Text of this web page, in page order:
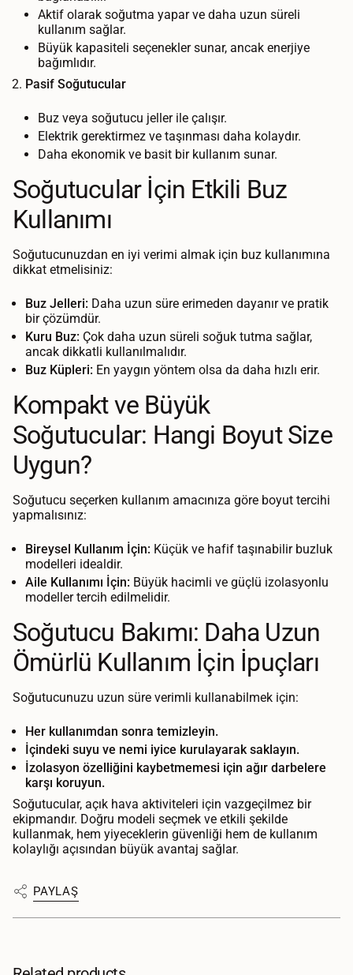
Aktif olarak soğutma yapar ve daha uzun süreli
kullanım sağlar.
Büyük kapasiteli seçenekler sunar, ancak enerjiye
bağımlıdır.
Pasif Soğutucular
Buz veya soğutucu jeller ile çalışır.
Elektrik gerektirmez ve taşınması daha kolaydır.
Daha ekonomik ve basit bir kullanım sunar.
Soğutucular İçin Etkili Buz
Kullanımı
Soğutucunuzdan en iyi verimi almak için buz kullanımına
dikkat etmelisiniz:
Buz Jelleri: Daha uzun süre erimeden dayanır ve pratik
bir çözümdür.
Kuru Buz: Çok daha uzun süreli soğuk tutma sağlar,
ancak dikkatli kullanılmalıdır.
Buz Küpleri: En yaygın yöntem olsa da daha hızlı erir.
Kompakt ve Büyük
Soğutucular: Hangi Boyut Size
Uygun?
Soğutucu seçerken kullanım amacınıza göre boyut tercihi
yapmalısınız:
Bireysel Kullanım İçin: Küçük ve hafif taşınabilir buzluk
modelleri idealdir.
Aile Kullanımı İçin: Büyük hacimli ve güçlü izolasyonlu
modeller tercih edilmelidir.
Soğutucu Bakımı: Daha Uzun
Ömürlü Kullanım İçin İpuçları
Soğutucunuzu uzun süre verimli kullanabilmek için:
Her kullanımdan sonra temizleyin.
İçindeki suyu ve nemi iyice kurulayarak saklayın.
İzolasyon özelliğini kaybetmemesi için ağır darbelere
karşı koruyun.
Soğutucular, açık hava aktiviteleri için vazgeçilmez bir
ekipmandır. Doğru modeli seçmek ve etkili şekilde
kullanmak, hem yiyeceklerin güvenliği hem de kullanım
kolaylığı açısından büyük avantaj sağlar.
PAYLAŞ